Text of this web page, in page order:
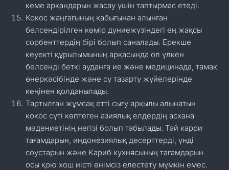
кеме арқандарын жасау үшін таптырмас етеді.
Кокос жаңғағының қабығынан алынған
белсендірілген көмір дүниежүзіндегі ең жақсы
сорбенттердің бірі болып саналады. Ерекше
кеуекті құрылымының арқасында ол үлкен
белсенді беткі ауданға ие және медицинада, тамақ
өнеркәсібінде және су тазарту жүйелерінде
кеңінен қолданылады.
Тартылған жұмсақ етті сығу арқылы алынатын
кокос сүті көптеген азиялық елдердің асхана
мәдениетінің негізі болып табылады. Тай карри
тағамдарын, индонезиялық десерттерді, үнді
соустарын және Кариб кухнясының тағамдарын
осы қою хош иісті өнімсіз елестету мүмкін емес.